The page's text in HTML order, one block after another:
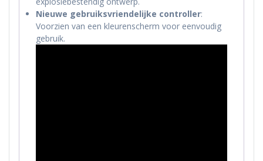
Nieuwe gebruiksvriendelijke controller:
Voorzien van een kleurenscherm voor eenvoudig
gebruik.